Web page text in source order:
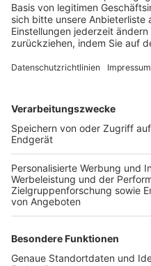
Login SpielPlus
FOLGE DEM BFV
TOP-VEREINE
TOP-PARTNER